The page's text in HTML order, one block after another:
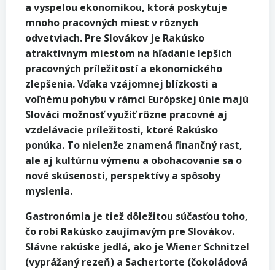
a vyspelou ekonomikou, ktorá poskytuje
mnoho pracovných miest v rôznych
odvetviach. Pre Slovákov je Rakúsko
atraktívnym miestom na hľadanie lepších
pracovných príležitostí a ekonomického
zlepšenia. Vďaka vzájomnej blízkosti a
voľnému pohybu v rámci Európskej únie majú
Slováci možnosť využiť rôzne pracovné aj
vzdelávacie príležitosti, ktoré Rakúsko
ponúka. To nielenže znamená finančný rast,
ale aj kultúrnu výmenu a obohacovanie sa o
nové skúsenosti, perspektívy a spôsoby
myslenia.
Gastronómia je tiež dôležitou súčasťou toho,
čo robí Rakúsko zaujímavým pre Slovákov.
Slávne rakúske jedlá, ako je Wiener Schnitzel
(vyprážaný rezeň) a Sachertorte (čokoládová